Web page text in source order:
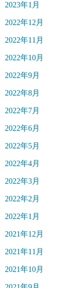
2023年1月
2022年12月
2022年11月
2022年10月
2022年9月
2022年8月
2022年7月
2022年6月
2022年5月
2022年4月
2022年3月
2022年2月
2022年1月
2021年12月
2021年11月
2021年10月